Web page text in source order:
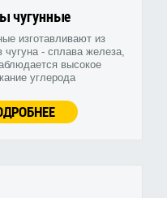
чугунные
изготавливают из
чугуна - сплава железа,
высокое
углерода